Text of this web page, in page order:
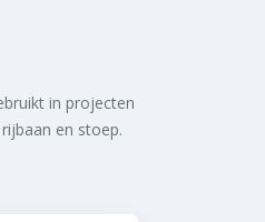
in projecten
en stoep.